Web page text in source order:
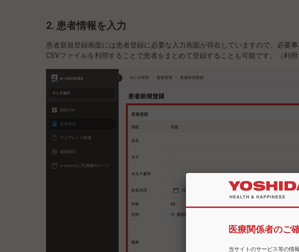
2. 患者情報を入力
患者新規登録画面には患者登録に必要な入力画面が存在していますので、必要
CSVファイルを利用することで患者をまとめて登録することも可能です。（利